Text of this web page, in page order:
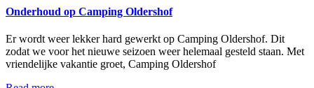
Onderhoud op Camping Oldershof
Er wordt weer lekker hard gewerkt op Camping Oldershof. Dit
zodat we voor het nieuwe seizoen weer helemaal gesteld staan. Met
vriendelijke vakantie groet, Camping Oldershof